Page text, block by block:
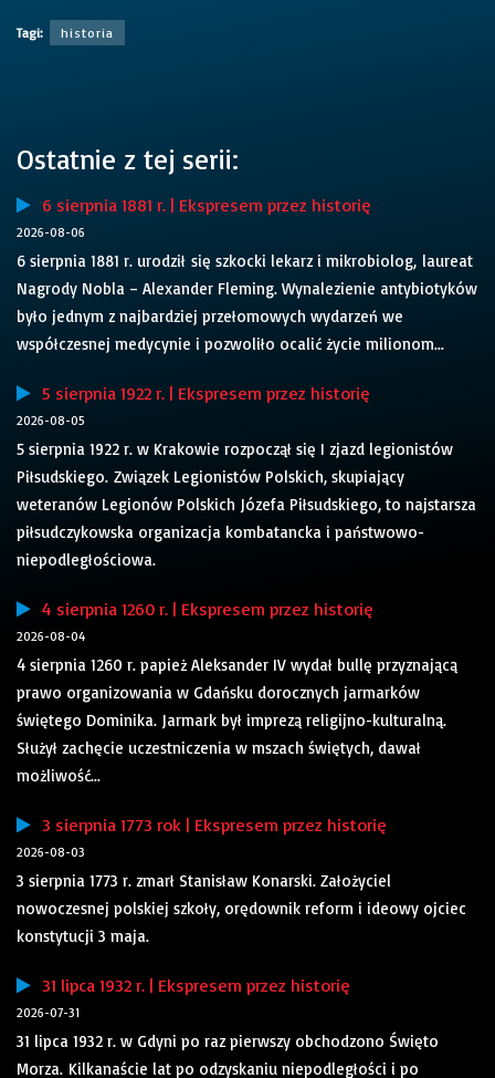
Tagi: historia
Ostatnie z tej serii:
6 sierpnia 1881 r. | Ekspresem przez historię
2026-08-06
6 sierpnia 1881 r. urodził się szkocki lekarz i mikrobiolog, laureat
Nagrody Nobla – Alexander Fleming. Wynalezienie antybiotyków
było jednym z najbardziej przełomowych wydarzeń we
współczesnej medycynie i pozwoliło ocalić życie milionom...
5 sierpnia 1922 r. | Ekspresem przez historię
2026-08-05
5 sierpnia 1922 r. w Krakowie rozpoczął się I zjazd legionistów
Piłsudskiego. Związek Legionistów Polskich, skupiający
weteranów Legionów Polskich Józefa Piłsudskiego, to najstarsza
piłsudczykowska organizacja kombatancka i państwowo-
niepodległościowa.
4 sierpnia 1260 r. | Ekspresem przez historię
2026-08-04
4 sierpnia 1260 r. papież Aleksander IV wydał bullę przyznającą
prawo organizowania w Gdańsku dorocznych jarmarków
świętego Dominika. Jarmark był imprezą religijno-kulturalną.
Służył zachęcie uczestniczenia w mszach świętych, dawał
możliwość...
3 sierpnia 1773 rok | Ekspresem przez historię
2026-08-03
3 sierpnia 1773 r. zmarł Stanisław Konarski. Założyciel
nowoczesnej polskiej szkoły, orędownik reform i ideowy ojciec
konstytucji 3 maja.
31 lipca 1932 r. | Ekspresem przez historię
2026-07-31
31 lipca 1932 r. w Gdyni po raz pierwszy obchodzono Święto
Morza. Kilkanaście lat po odzyskaniu niepodległości i po